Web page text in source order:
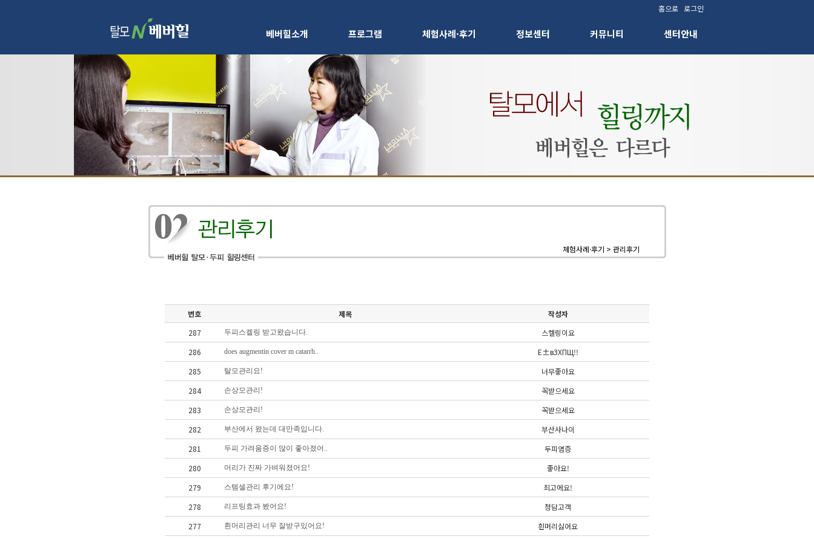
홈으로 로그인
베버힐소개 프로그램 체험사례·후기 정보센터 커뮤니티 센터안내
체험사례·후기 > 관리후기
번호 제목
작성자
287
두피스켈링 받고왔습니다.
스켈링이요
286
does augmentin cover m catarrh..
Е±вЗХПЩ!!
285
탈모관리요!
너무좋아요
284
손상모관리!
꼭받으세요
283
손상모관리!
꼭받으세요
282
부산에서 왔는데 대만족입니다.
부산사나이
281
두피 가려움증이 많이 좋아졌어..
두피염증
280
머리가 진짜 가벼워졌어요!
좋아요!
279
스템셀관리 후기에요!
최고에요!
278
리프팅효과 봤어요!
청담고객
277
흰머리관리 너무 잘받구있어요!
흰머리싫어요